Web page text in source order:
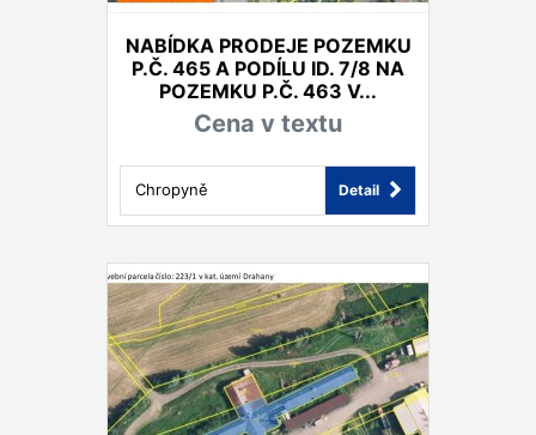
NABÍDKA PRODEJE POZEMKU
P.Č. 465 A PODÍLU ID. 7/8 NA
POZEMKU P.Č. 463 V...
Cena v textu
Chropyně Detail